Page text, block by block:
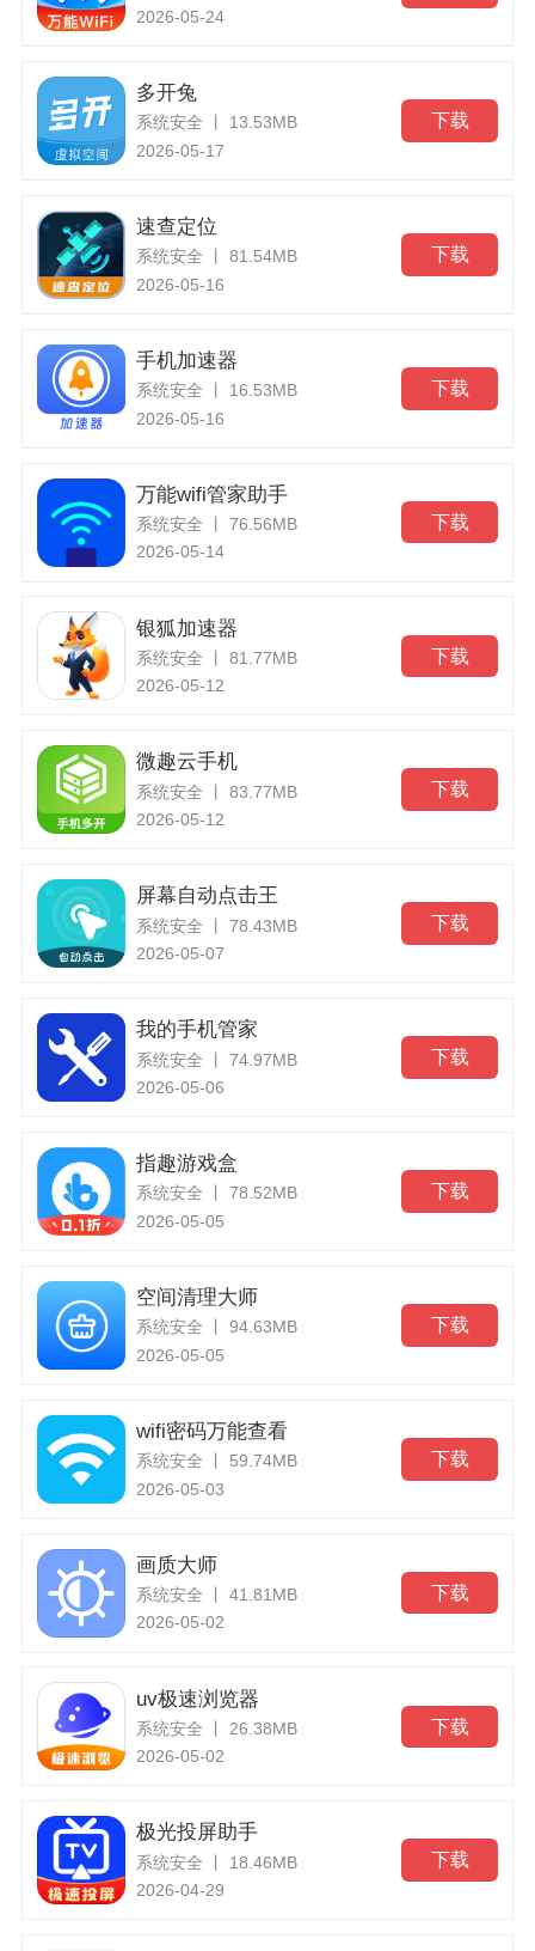
2026-05-24
多开兔
系统安全 丨 13.53MB
2026-05-17
下载
速查定位
系统安全 丨 81.54MB
2026-05-16
下载
手机加速器
系统安全 丨 16.53MB
2026-05-16
下载
万能wifi管家助手
系统安全 丨 76.56MB
2026-05-14
下载
银狐加速器
系统安全 丨 81.77MB
2026-05-12
下载
微趣云手机
系统安全 丨 83.77MB
2026-05-12
下载
屏幕自动点击王
系统安全 丨 78.43MB
2026-05-07
下载
我的手机管家
系统安全 丨 74.97MB
2026-05-06
下载
指趣游戏盒
系统安全 丨 78.52MB
2026-05-05
下载
空间清理大师
系统安全 丨 94.63MB
2026-05-05
下载
wifi密码万能查看
系统安全 丨 59.74MB
2026-05-03
下载
画质大师
系统安全 丨 41.81MB
2026-05-02
下载
uv极速浏览器
系统安全 丨 26.38MB
2026-05-02
下载
极光投屏助手
系统安全 丨 18.46MB
2026-04-29
下载